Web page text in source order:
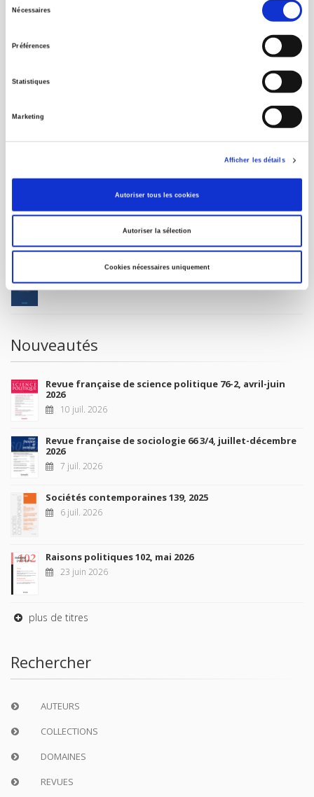
Nécessaires
Préférences
Statistiques
Marketing
Afficher les détails
Autoriser tous les cookies
Autoriser la sélection
Cookies nécessaires uniquement
Maison d'édition dédiée aux sciences humaines et sociales, les
Presses de Sciences Po participent depuis leur création en 1976
à la transmission des savoirs et des idées
FOREIGN RIGHTS
POUR LES LIBRAIRES
MON COMPTE
La France et l'Union européenne
4 sept. 2026
Nouveautés
Revue française de science politique 76-2, avril-juin
2026
10 juil. 2026
Revue française de sociologie 66 3/4, juillet-décembre
2026
7 juil. 2026
Sociétés contemporaines 139, 2025
6 juil. 2026
Raisons politiques 102, mai 2026
23 juin 2026
plus de titres
Rechercher
AUTEURS
COLLECTIONS
DOMAINES
REVUES